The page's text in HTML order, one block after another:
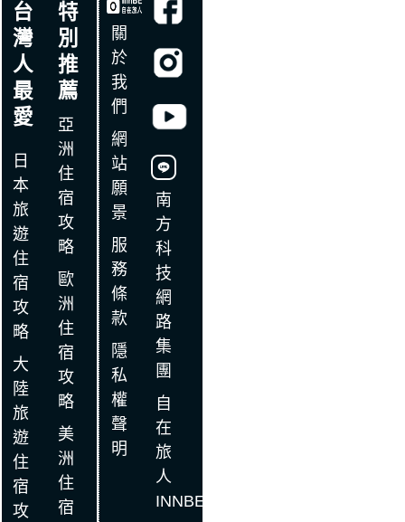
台
灣
人
最
愛
日
本
旅
遊
住
宿
攻
略
大
陸
旅
遊
住
宿
攻
特
別
推
薦
亞
洲
住
宿
攻
略
歐
洲
住
宿
攻
略
美
洲
住
宿
關
於
我
們
網
站
願
景
服
務
條
款
隱
私
權
聲
明
南
方
科
技
網
路
集
團
自
在
旅
人
INNBE